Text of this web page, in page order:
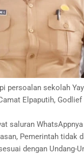
persoalan sekolah
Elpaputih,
saluran
Pemerintah tidak
dengan Undang-